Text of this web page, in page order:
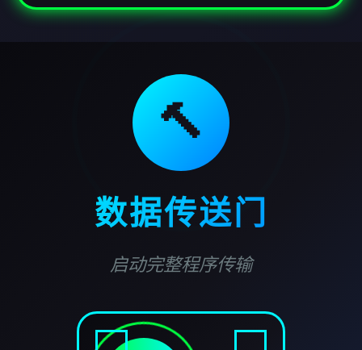
🔨
数据传送门
启动完整程序传输